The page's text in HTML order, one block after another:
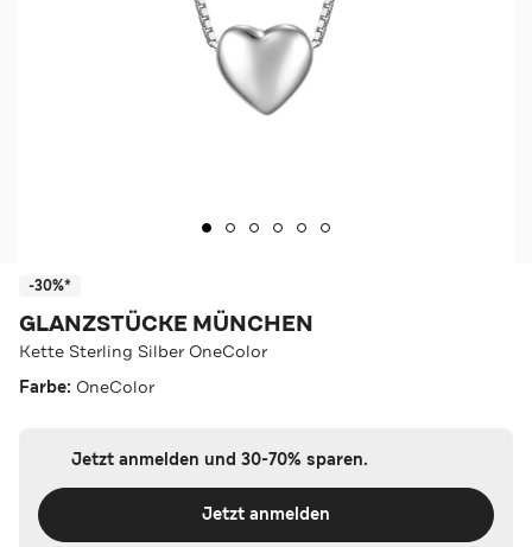
-30%*
GLANZSTÜCKE MÜNCHEN
Kette Sterling Silber OneColor
Farbe: OneColor
Jetzt anmelden und 30-70% sparen.
Jetzt anmelden